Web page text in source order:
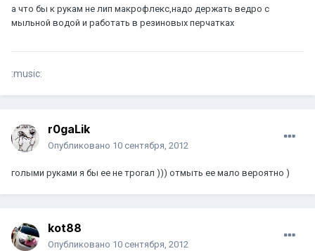
а что бы к рукам не лип макрофлекс,надо держать ведро с
мыльной водой и работать в резиновых перчатках
:music:
r0gaLik
Опубликовано 10 сентября, 2012
голыми руками я бы ее не трогал ))) отмыть ее мало вероятно )
kot88
Опубликовано 10 сентября, 2012